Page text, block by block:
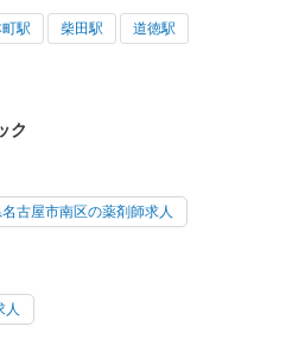
駅 柴田駅 道徳駅
ク
古屋市南区の薬剤師求人
人